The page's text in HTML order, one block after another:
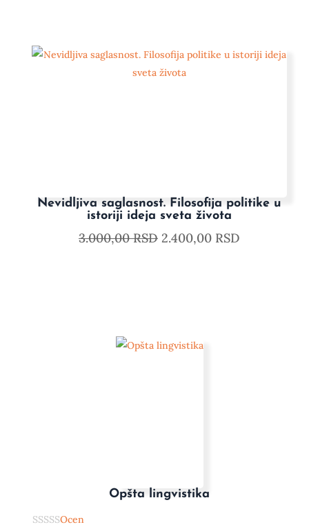
Nevidljiva saglasnost. Filosofija politike u
istoriji ideja sveta života
3.000,00RSD 2.400,00 RSD
Opšta lingvistika
Ocen